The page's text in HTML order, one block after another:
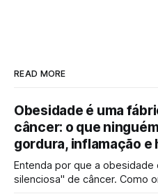
READ MORE
Obesidade é uma
câncer: o que
gordura, inflamação e
Entenda por que a
silenciosa" de câncer. Como